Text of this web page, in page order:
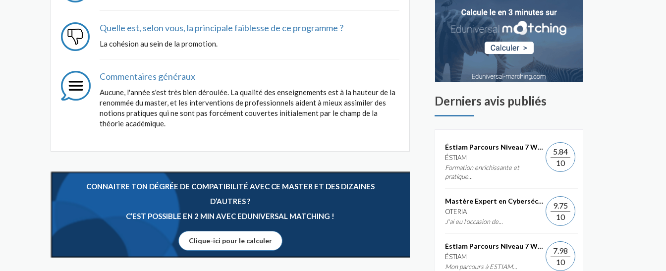
Quelle est, selon vous, la principale faiblesse de ce programme ?
La cohésion au sein de la promotion.
Commentaires généraux
Aucune, l'année s'est très bien déroulée. La qualité des enseignements est à la hauteur de la
renommée du master, et les interventions de professionnels aident à mieux assimiler des
notions pratiques qui ne sont pas forcément couvertes initialement par le champ de la
théorie académique.
CONNAITRE TON DÉGRÉE DE COMPATIBILITÉ AVEC CE MASTER ET DES DIZAINES
D’AUTRES ?
C’EST POSSIBLE EN 2 MIN AVEC EDUNIVERSAL MATCHING !
Clique-ici pour le calculer
Derniers avis publiés
Éstiam Parcours Niveau 7 Web &...
ÉSTIAM
Formation enrichissante et
pratique...
5.84
10
Mastère Expert en Cybersécurité
OTERIA
J'ai eu l'occasion de...
9.75
10
Éstiam Parcours Niveau 7 Web &...
ÉSTIAM
Mon parcours à ESTIAM...
7.98
10